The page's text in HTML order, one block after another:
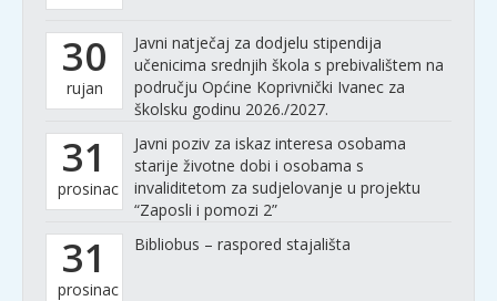
30
rujan
Javni natječaj za dodjelu stipendija
učenicima srednjih škola s prebivalištem na
području Općine Koprivnički Ivanec za
školsku godinu 2026./2027.
31
prosinac
Javni poziv za iskaz interesa osobama
starije životne dobi i osobama s
invaliditetom za sudjelovanje u projektu
“Zaposli i pomozi 2”
31
prosinac
Bibliobus – raspored stajališta